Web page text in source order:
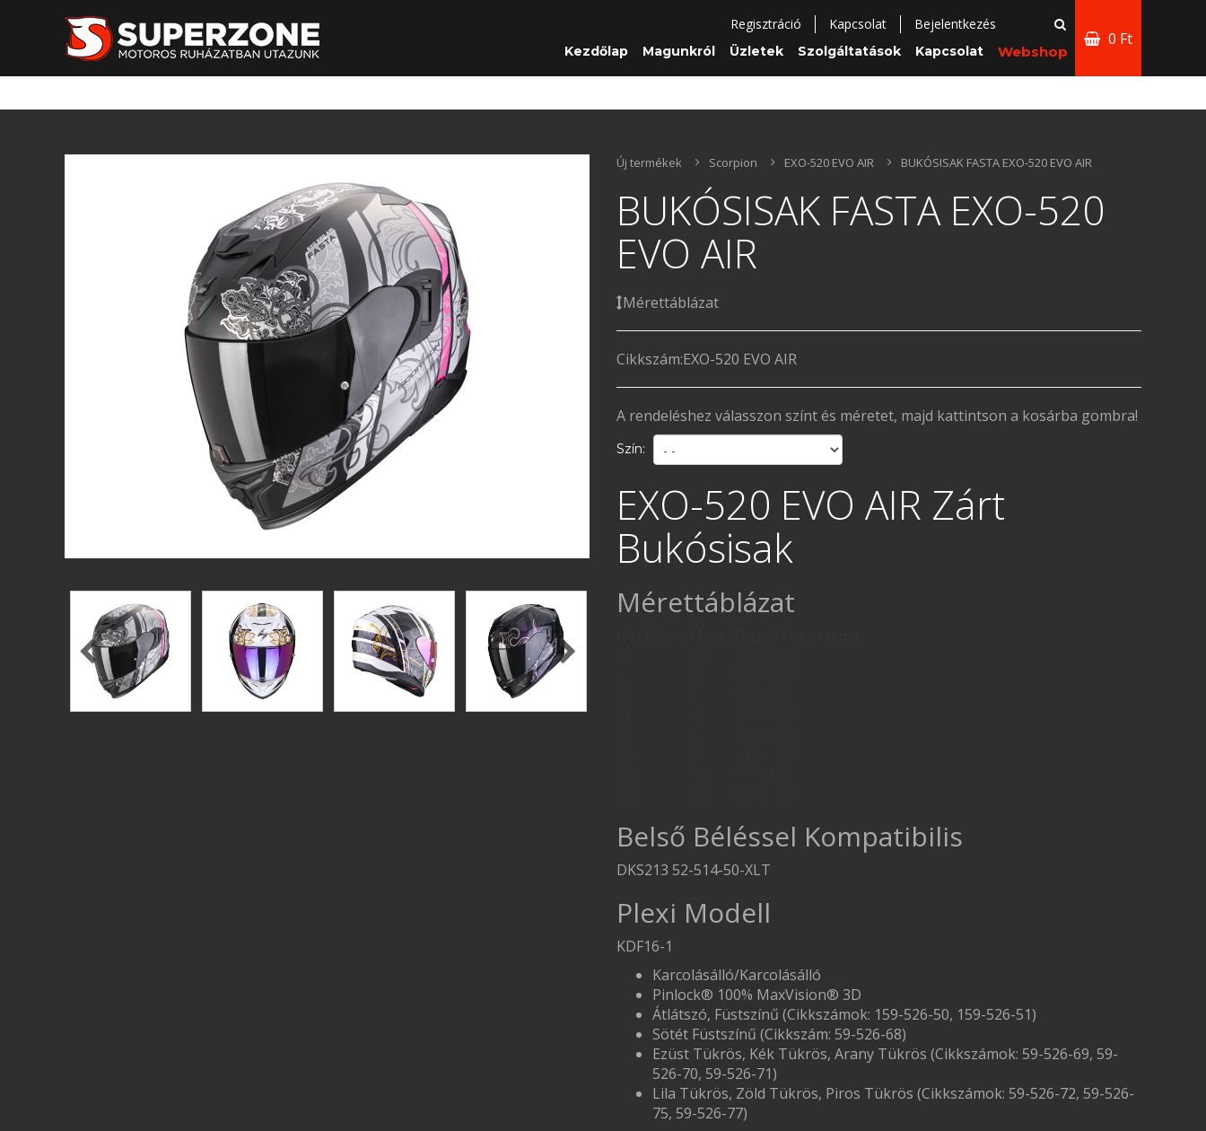
Regisztráció Kapcsolat Bejelentkezés
Kezdőlap Magunkról Üzletek Szolgáltatások Kapcsolat Webshop
0 Ft
Új termékek Scorpion EXO-520 EVO AIR BUKÓSISAK FASTA EXO-520 EVO AIR
BUKÓSISAK FASTA EXO-520
EVO AIR
Mérettáblázat
Cikkszám:EXO-520 EVO AIR
A rendeléshez válasszon színt és méretet, majd kattintson a kosárba gombra!
Szín:
EXO-520 EVO AIR Zárt
Bukósisak
Mérettáblázat
Belső Béléssel Kompatibilis
DKS213 52-514-50-XLT
Plexi Modell
KDF16-1
Karcolásálló/Karcolásálló
Pinlock® 100% MaxVision® 3D
Átlátszó, Füstszínű (Cikkszámok: 159-526-50, 159-526-51)
Sötét Füstszínű (Cikkszám: 59-526-68)
Ezüst Tükrös, Kék Tükrös, Arany Tükrös (Cikkszámok: 59-526-69, 59-
526-70, 59-526-71)
Lila Tükrös, Zöld Tükrös, Piros Tükrös (Cikkszámok: 59-526-72, 59-526-
75, 59-526-77)